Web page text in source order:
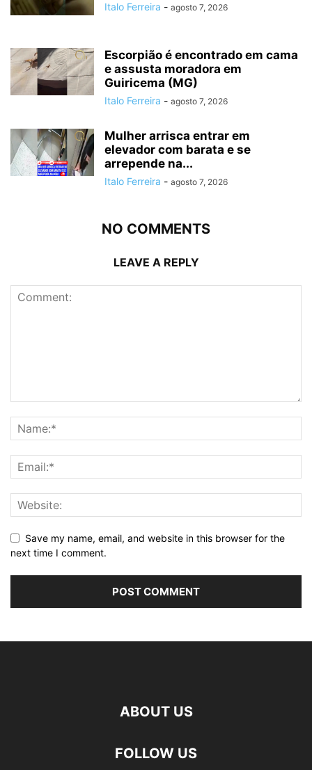
Italo Ferreira - agosto 7, 2026
Escorpião é encontrado em cama
e assusta moradora em
Guiricema (MG)
Italo Ferreira - agosto 7, 2026
Mulher arrisca entrar em
elevador com barata e se
arrepende na...
Italo Ferreira - agosto 7, 2026
NO COMMENTS
LEAVE A REPLY
Save my name, email, and website in this browser for the
next time I comment.
ABOUT US
FOLLOW US